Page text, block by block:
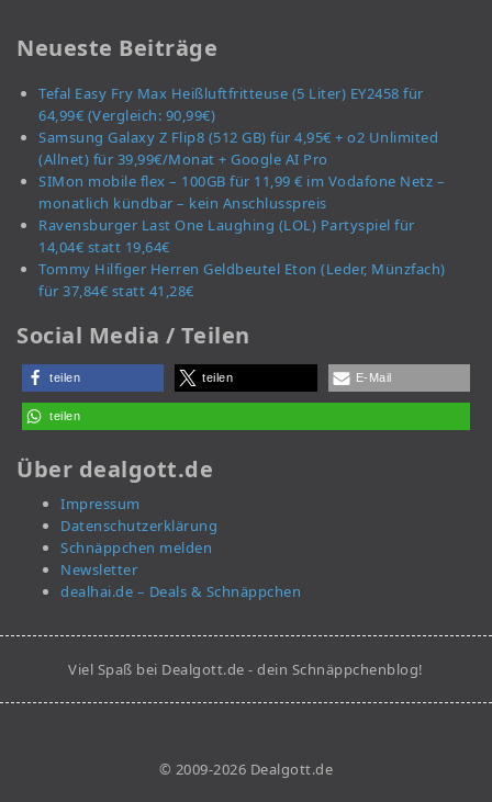
Neueste Beiträge
Tefal Easy Fry Max Heißluftfritteuse (5 Liter) EY2458 für
64,99€ (Vergleich: 90,99€)
Samsung Galaxy Z Flip8 (512 GB) für 4,95€ + o2 Unlimited
(Allnet) für 39,99€/Monat + Google AI Pro
SIMon mobile flex – 100GB für 11,99 € im Vodafone Netz –
monatlich kündbar – kein Anschlusspreis
Ravensburger Last One Laughing (LOL) Partyspiel für
14,04€ statt 19,64€
Tommy Hilfiger Herren Geldbeutel Eton (Leder, Münzfach)
für 37,84€ statt 41,28€
Social Media / Teilen
teilen teilen E-Mail
teilen
Über dealgott.de
Impressum
Datenschutzerklärung
Schnäppchen melden
Newsletter
dealhai.de – Deals & Schnäppchen
Viel Spaß bei Dealgott.de - dein Schnäppchenblog!
© 2009-2026 Dealgott.de